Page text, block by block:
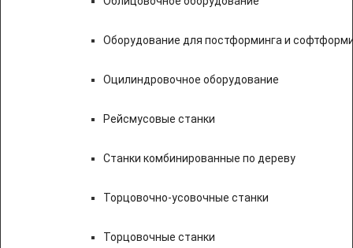
Оборудование для постформинга и
Оцилиндровочное оборудование
Рейсмусовые станки
Станки комбинированные по дереву
Торцовочно-усовочные станки
Торцовочные станки